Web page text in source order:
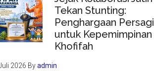
Tekan Stunting:
Penghargaan Persagi
untuk Kepemimpinan
Khofifah
2026 Byadmin